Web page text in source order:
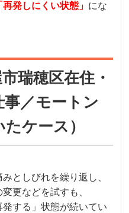
発しにくい状態」 にな
瑞穂区在住・
／モートン
ケース）
としびれを繰り返し、
更などを試すも、
発する」状態が続いてい